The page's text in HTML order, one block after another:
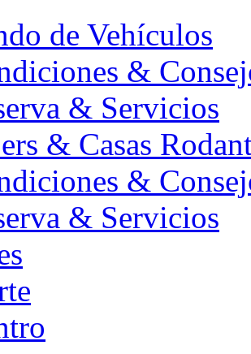
de Vehículos
&
& Servicios
& Casas
&
& Servicios